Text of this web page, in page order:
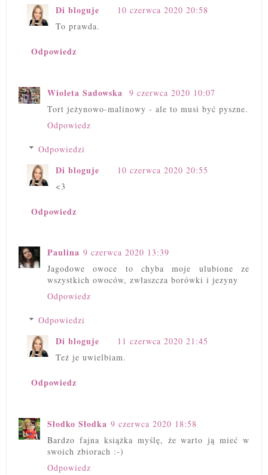
Di bloguje
10 czerwca 2020 20:58
To prawda.
Odpowiedz
Wioleta Sadowska
9 czerwca 2020 10:07
Tort jeżynowo-malinowy - ale to musi być pyszne.
Odpowiedz
Odpowiedzi
Di bloguje
10 czerwca 2020 20:55
<3
Odpowiedz
Paulina 9 czerwca 2020 13:39
Jagodowe owoce to chyba moje ulubione ze
wszystkich owoców, zwłaszcza borówki i jezyny
Odpowiedz
Odpowiedzi
Di bloguje
11 czerwca 2020 21:45
Też je uwielbiam.
Odpowiedz
Słodko Słodka 9 czerwca 2020 18:58
Bardzo fajna książka myślę, że warto ją mieć w
swoich zbiorach :-)
Odpowiedz